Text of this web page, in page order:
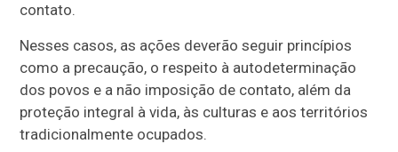
contato.
Nesses casos, as ações deverão seguir princípios
como a precaução, o respeito à autodeterminação
dos povos e a não imposição de contato, além da
proteção integral à vida, às culturas e aos territórios
tradicionalmente ocupados.